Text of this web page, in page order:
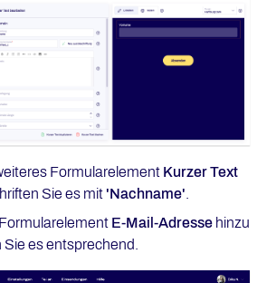
Formularelement Kurzer Text
Sie es mit 'Nachname'
E-Mail-Adresse hinzu
es entsprechend.